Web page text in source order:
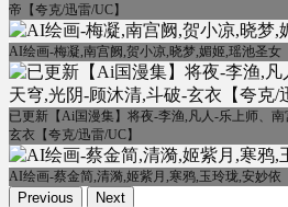
帝【夸克/迅雷/UC】
AI绘画-梅凝,南宫阙,贺小凉,晓梦,媚姬,瑶池圣女
已更新【Ai国漫集】将夜-李渔,凡人-乐上师、
玄衣【夸克/迅雷/UC】
AI绘画-蔡金简,清漪,姬紫月,寒鸦,玉玲珑,安妙依
Previous Next